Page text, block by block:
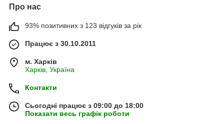
Про нас
93% позитивних з 123 відгуків за рік
Працює з 30.10.2011
м. Харків
Харків, Україна
Контакти
Сьогодні працює з 09:00 до 18:00
Показати весь графік роботи